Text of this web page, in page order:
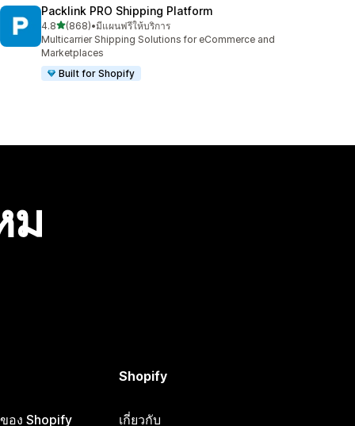
Packlink PRO Shipping Platform
4.8เต็ม 5 ดาว
(868)
ทั้งหมด 868 รีวิว
•มีแผนฟรีให้บริการ
Multicarrier Shipping Solutions for eCommerce and
Marketplaces
Built for Shopify
ม
อง Shopify
Shopify
เกี่ยวกับ